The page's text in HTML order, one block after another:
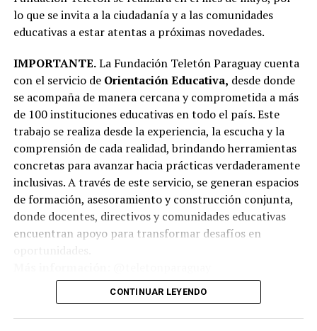
lo que se invita a la ciudadanía y a las comunidades
educativas a estar atentas a próximas novedades.
IMPORTANTE.La Fundación Teletón Paraguay cuenta
con el servicio de Orientación Educativa, desde donde
se acompaña de manera cercana y comprometida a más
de 100 instituciones educativas en todo el país. Este
trabajo se realiza desde la experiencia, la escucha y la
comprensión de cada realidad, brindando herramientas
concretas para avanzar hacia prácticas verdaderamente
inclusivas. A través de este servicio, se generan espacios
de formación, asesoramiento y construcción conjunta,
donde docentes, directivos y comunidades educativas
encuentran apoyo para transformar desafíos en
CONTINUAR LEYENDO